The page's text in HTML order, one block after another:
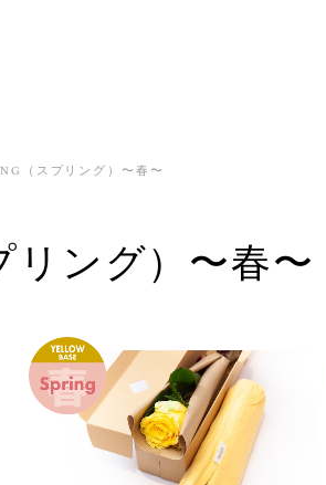
（スプリング）〜春〜
リング）〜春〜